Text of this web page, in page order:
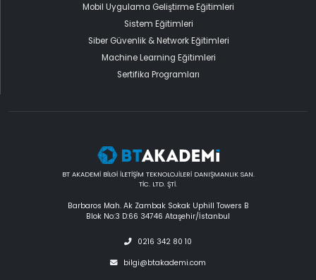
Mobil Uygulama Geliştirme Eğitimleri
Sistem Eğitimleri
Siber Güvenlik & Network Eğitimleri
Machine Learning Eğitimleri
Sertifika Programları
BT AKADEMİ BİLGİ İLETİŞİM TEKNOLOJİLERİ DANIŞMANLIK SAN.
TİC. LTD. ŞTİ.
Barbaros Mah. Ak Zambak Sokak Uphill Towers B
Blok No:3 D:66 34746 Ataşehir/İstanbul
0216 342 80 10
bilgi@btakademi.com